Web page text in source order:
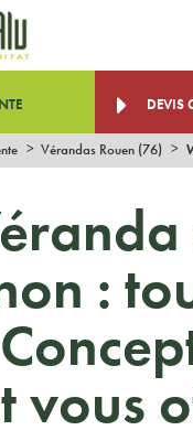
DEVIS
Vérandas Rouen (76)
:
vous